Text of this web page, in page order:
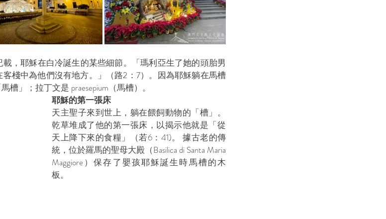
，耶穌在白冷誕生的某些細節。「瑪利亞生了她的頭胎男
棧中為他們沒有地方。」（路2：7）。因為耶穌躺在馬槽
」；拉丁文是 praesepium（馬槽）。
耶穌的第一張床
天主聖子來到世上，躺在餵飼動物的「槽」。
乾草堆成了他的第一張床，以揭示他就是「從
天上降下來的食糧」（若6：41)。 據古老的傳
統，位於羅馬的聖母大殿（Basilica di Santa Maria
Maggiore）保存了嬰孩耶穌誕生時馬槽的木
板。